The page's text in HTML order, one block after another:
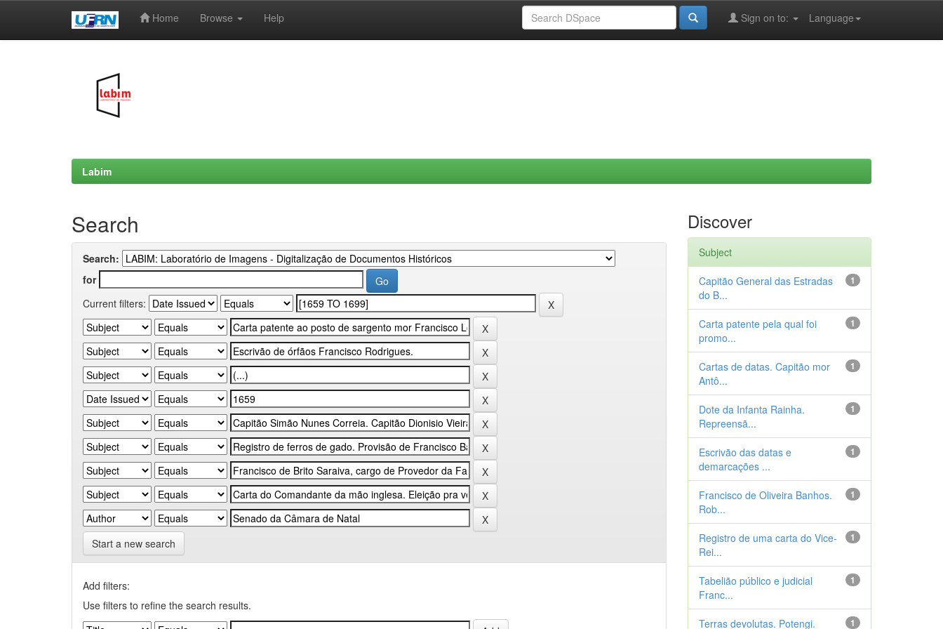
Home Browse Help Language
Sign on to:
Labim
Search
Search:
for
Current filters:
Start a new search
Add filters:
Use filters to refine the search results.
Discover
Subject
1
Capitão General das Estradas
do B...
1
Carta patente pela qual foi
promo...
1
Cartas de datas. Capitão mor
Antô...
1
Dote da Infanta Rainha.
Repreensã...
1
Escrivão das datas e
demarcações ...
1
Francisco de Oliveira Banhos.
Rob...
1
Registro de uma carta do Vice-
Rei...
1
Tabelião público e judicial
Franc...
1
Terras devolutas. Potengi.